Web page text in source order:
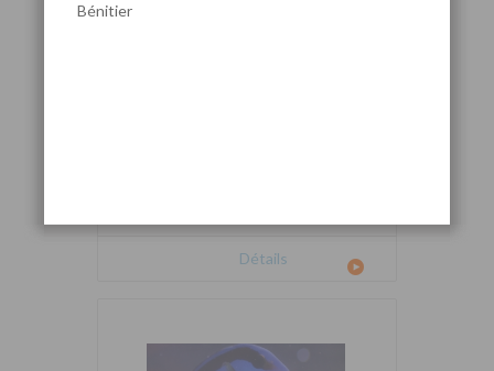
Détails
Bénitier